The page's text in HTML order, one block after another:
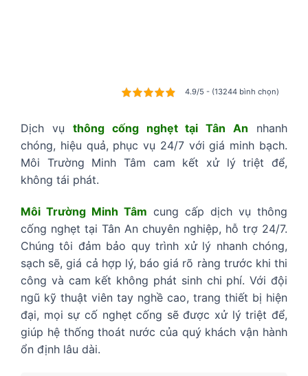
4.9/5 - (13244 bình chọn)
Dịch vụ thông cống nghẹt tại Tân An nhanh
chóng, hiệu quả, phục vụ 24/7 với giá minh bạch.
Môi Trường Minh Tâm cam kết xử lý triệt để,
không tái phát.
Môi Trường Minh Tâm cung cấp dịch vụ thông
cống nghẹt tại Tân An chuyên nghiệp, hỗ trợ 24/7.
Chúng tôi đảm bảo quy trình xử lý nhanh chóng,
sạch sẽ, giá cả hợp lý, báo giá rõ ràng trước khi thi
công và cam kết không phát sinh chi phí. Với đội
ngũ kỹ thuật viên tay nghề cao, trang thiết bị hiện
đại, mọi sự cố nghẹt cống sẽ được xử lý triệt để,
giúp hệ thống thoát nước của quý khách vận hành
ổn định lâu dài.